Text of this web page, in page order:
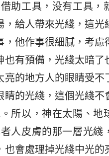
助工具，没有工具，
給人帶來光綫，這光
他作事很細膩，考慮
有預備，光綫太暗了
的地方人的眼睛受不
的光綫，這個光綫不
所以，神在太陽、地
人皮膚的那一層光綫
會處理掉光綫中光的